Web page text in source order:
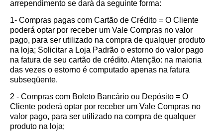
arrependimento se dará da seguinte forma:
1- Compras pagas com Cartão de Crédito = O Cliente
poderá optar por receber um Vale Compras no valor
pago, para ser utilizado na compra de qualquer produto
na loja; Solicitar a Loja Padrão o estorno do valor pago
na fatura de seu cartão de crédito. Atenção: na maioria
das vezes o estorno é computado apenas na fatura
subseqüente.
2 - Compras com Boleto Bancário ou Depósito = O
Cliente poderá optar por receber um Vale Compras no
valor pago, para ser utilizado na compra de qualquer
produto na loja;